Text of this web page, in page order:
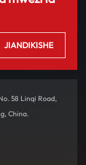
58 Linqi Road,
China.